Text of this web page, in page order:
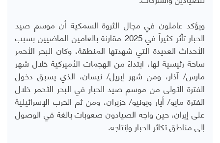
ويؤكد عاملون في مجال الثروة السمكية أن موسم صيد
الحبار تأثر كثيراً في 2025 مقارنة بالعامين الماضيين بسبب
الأحداث العديدة التي شهدتها المنطقة، وكان البحر الأحمر
ساحة رئيسية لها، ابتداءً من الهجمات الأميركية خلال شهر
مارس/ آذار، ومن شهر إبريل/ نيسان، الذي يسبق دخول
الفترة الأولى من موسم صيد الحبار في البحر الأحمر خلال
الفترة مايو/ أيار ويونيو/ حزيران، ومن ثم الحرب الإسرائيلية
على إيران، حين واجه الصيادون صعوبات بالغة في الوصول
إلى مناطق تكاثر الحبار وإنتاجه.